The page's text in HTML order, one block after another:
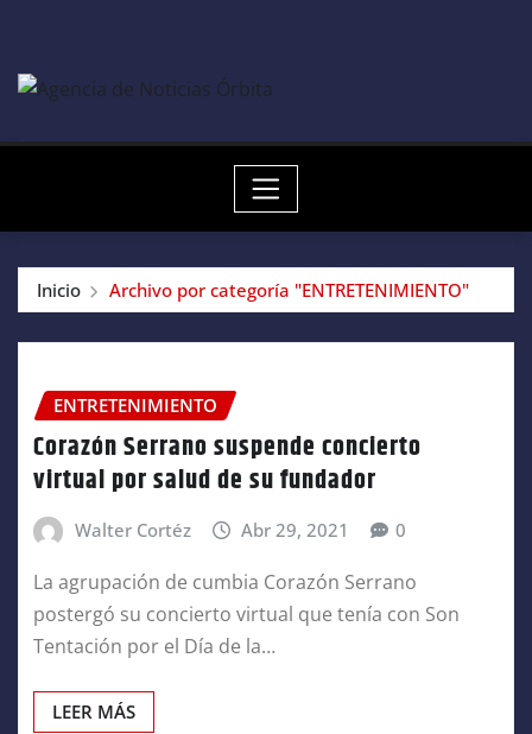
Inicio Archivo por categoría "ENTRETENIMIENTO"
ENTRETENIMIENTO
Corazón Serrano suspende concierto
virtual por salud de su fundador
Walter Cortéz Abr 29, 2021 0
La agrupación de cumbia Corazón Serrano
postergó su concierto virtual que tenía con Son
Tentación por el Día de la…
LEER MÁS